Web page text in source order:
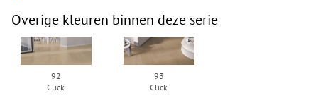
Overige kleuren binnen deze serie
92
Click
93
Click